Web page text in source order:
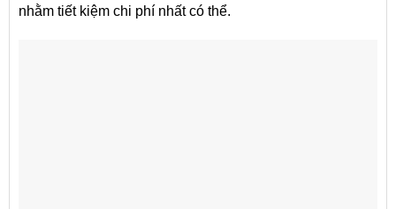
nhằm tiết kiệm chi phí nhất có thể.